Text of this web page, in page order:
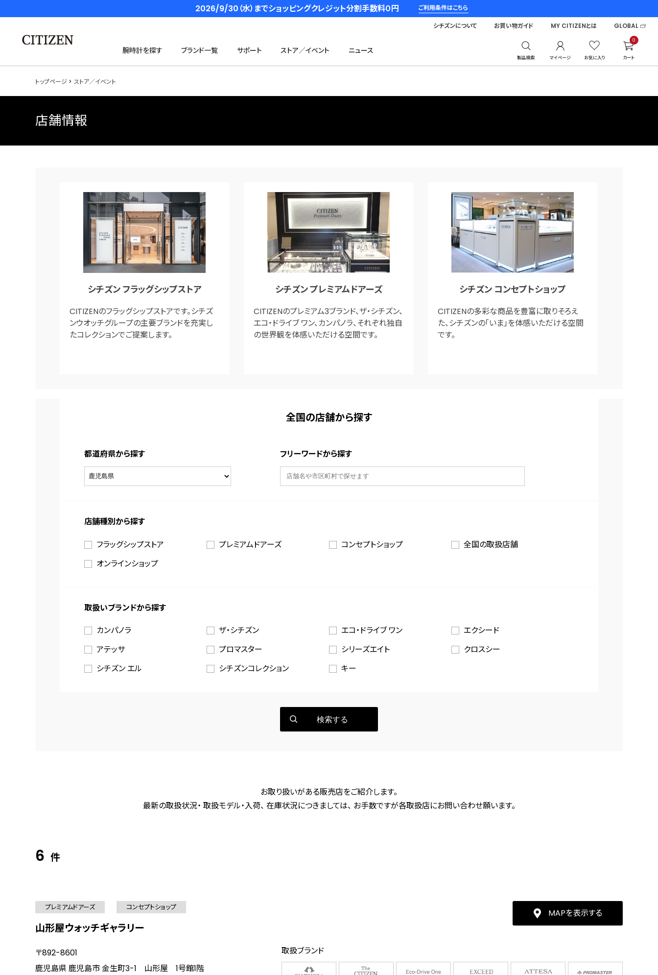
2026/9/30（水）までショッピングクレジット分割手数料０円 ご利用条件はこちら
腕時計を探す ブランド一覧 サポート ストア／イベント ニュース
製品検索 マイページ お気に入り
0
カート
シチズンについて お買い物ガイド MY CITIZENとは GLOBAL
トップページ ストア／イベント
店舗情報
シチズン フラッグシップストア
CITIZENのフラッグシップストアです。シチズ
ンウオッチグループの主要ブランドを充実し
たコレクションでご提案します。
シチズン プレミアムドアーズ
CITIZENのプレミアム3ブランド、ザ・シチズン、
エコ・ドライブ ワン、カンパノラ、それぞれ独自
の世界観を体感いただける空間です。
シチズン コンセプトショップ
CITIZENの多彩な商品を豊富に取りそろえ
た、シチズンの「いま」を体感いただける空間
です。
全国の店舗から探す
都道府県から探す フリーワードから探す
店舗種別から探す
フラッグシップストア プレミアムドアーズ コンセプトショップ
全国の取扱店舗
オンラインショップ
取扱いブランドから探す
カンパノラ ザ・シチズン エコ・ドライブ ワン
エクシード
アテッサ
プロマスター シリーズエイト
クロスシー
シチズン エル
シチズンコレクション キー
検索する
お取り扱いがある販売店をご紹介します。
最新の取扱状況・ 取扱モデル・入荷、 在庫状況につきましては、 お手数ですが各取扱店にお問い合わせ願います。
6 件
プレミアムドアーズ コンセプトショップ
山形屋ウォッチギャラリー
MAPを表示する
〒892-8601
鹿児島県 鹿児島市 金生町3-1 山形屋 1号館1階
取扱ブランド